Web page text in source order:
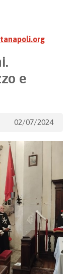
e
02/07/2024